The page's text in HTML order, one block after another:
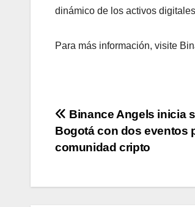
dinámico de los activos
Para más información, visite
Navegación
de
Binance Angels inicia
Bogotá con dos eventos
comunidad cripto